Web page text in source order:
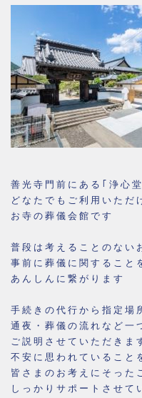
善光寺門前にある｢浄心
どなたでもご利用いただ
お寺の葬儀会館です
普段は考えることのない
事前に葬儀に関すること
あんしんに繋がります
手続きの代行から指定場
通夜・葬儀の流れなど一
ご説明させていただきま
不安に思われていること
皆さまのお考えにそった
しっかりサポートさせて